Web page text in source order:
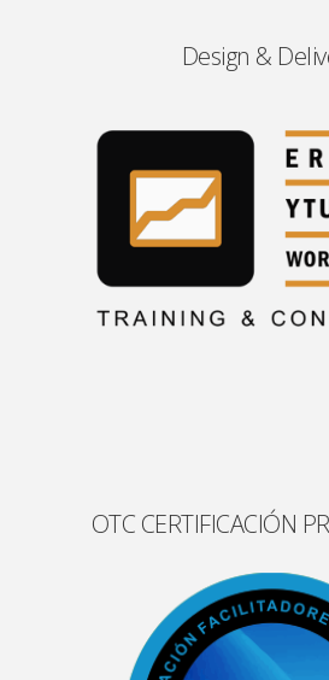
Design &
OTC CERTIFICACIÓN